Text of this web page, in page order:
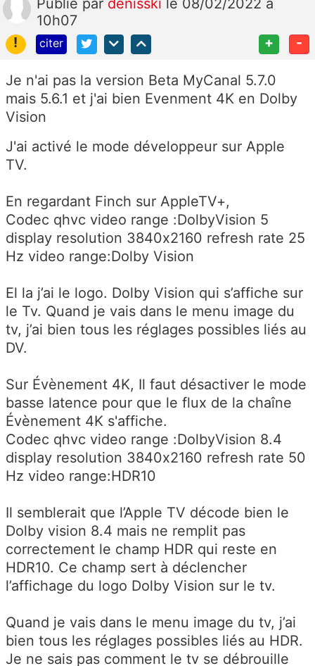
10h07
!
citer + -
Je n'ai pas la version Beta MyCanal 5.7.0
mais 5.6.1 et j'ai bien Evenment 4K en Dolby
Vision
J'ai activé le mode développeur sur Apple
TV.
En regardant Finch sur AppleTV+,
Codec qhvc video range :DolbyVision 5
display resolution 3840x2160 refresh rate 25
Hz video range:Dolby Vision
El la j’ai le logo. Dolby Vision qui s’affiche sur
le Tv. Quand je vais dans le menu image du
tv, j’ai bien tous les réglages possibles liés au
DV.
Sur Évènement 4K, Il faut désactiver le mode
basse latence pour que le flux de la chaîne
Évènement 4K s'affiche.
Codec qhvc video range :DolbyVision 8.4
display resolution 3840x2160 refresh rate 50
Hz video range:HDR10
Il semblerait que l’Apple TV décode bien le
Dolby vision 8.4 mais ne remplit pas
correctement le champ HDR qui reste en
HDR10. Ce champ sert à déclencher
l’affichage du logo Dolby Vision sur le tv.
Quand je vais dans le menu image du tv, j’ai
bien tous les réglages possibles liés au HDR.
Je ne sais pas comment le tv se débrouille